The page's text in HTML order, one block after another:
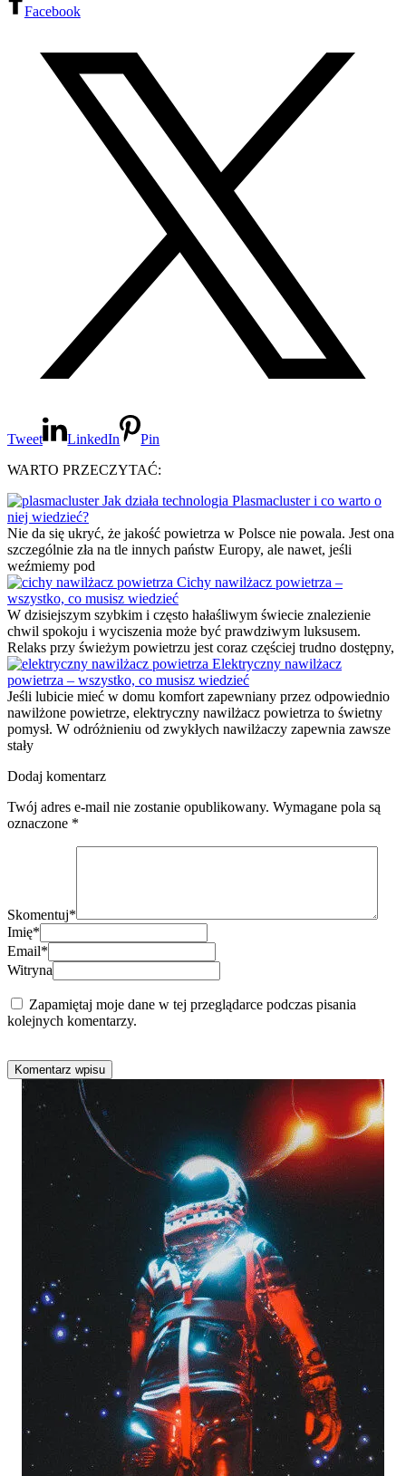
Facebook
Tweet LinkedIn
Pin
WARTO PRZECZYTAĆ:
Jak działa technologia Plasmacluster i co warto o
niej wiedzieć?
Nie da się ukryć, że jakość powietrza w Polsce nie powala. Jest ona
szczególnie zła na tle innych państw Europy, ale nawet, jeśli
weźmiemy pod
Cichy nawilżacz powietrza –
wszystko, co musisz wiedzieć
W dzisiejszym szybkim i często hałaśliwym świecie znalezienie
chwil spokoju i wyciszenia może być prawdziwym luksusem.
Relaks przy świeżym powietrzu jest coraz częściej trudno dostępny,
Elektryczny nawilżacz
powietrza – wszystko, co musisz wiedzieć
Jeśli lubicie mieć w domu komfort zapewniany przez odpowiednio
nawilżone powietrze, elektryczny nawilżacz powietrza to świetny
pomysł. W odróżnieniu od zwykłych nawilżaczy zapewnia zawsze
stały
Dodaj komentarz
Twój adres e-mail nie zostanie opublikowany. Wymagane pola są
oznaczone *
Skomentuj*
Imię*
Email*
Witryna
Zapamiętaj moje dane w tej przeglądarce podczas pisania
kolejnych komentarzy.